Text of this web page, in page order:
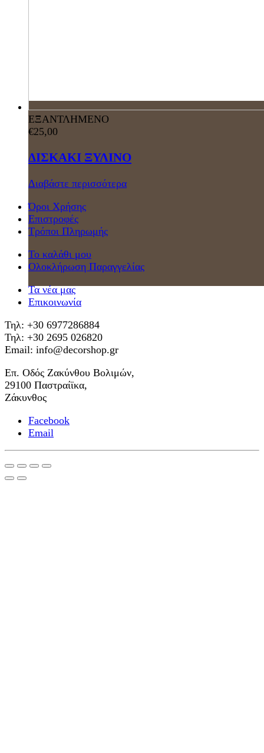
ΕΞΑΝΤΛΗΜΕΝΟ
€25,00
ΔΙΣΚΑΚΙ ΞΥΛΙΝΟ
Διαβάστε περισσότερα
Όροι Χρήσης
Επιστροφές
Τρόποι Πληρωμής
Το καλάθι μου
Ολοκλήρωση Παραγγελίας
Τα νέα μας
Επικοινωνία
Τηλ: +30 6977286884
Τηλ: +30 2695 026820
Email: info@decorshop.gr
Επ. Οδός Ζακύνθου Βολιμών,
29100 Παστραίϊκα,
Ζάκυνθος
Facebook
Email